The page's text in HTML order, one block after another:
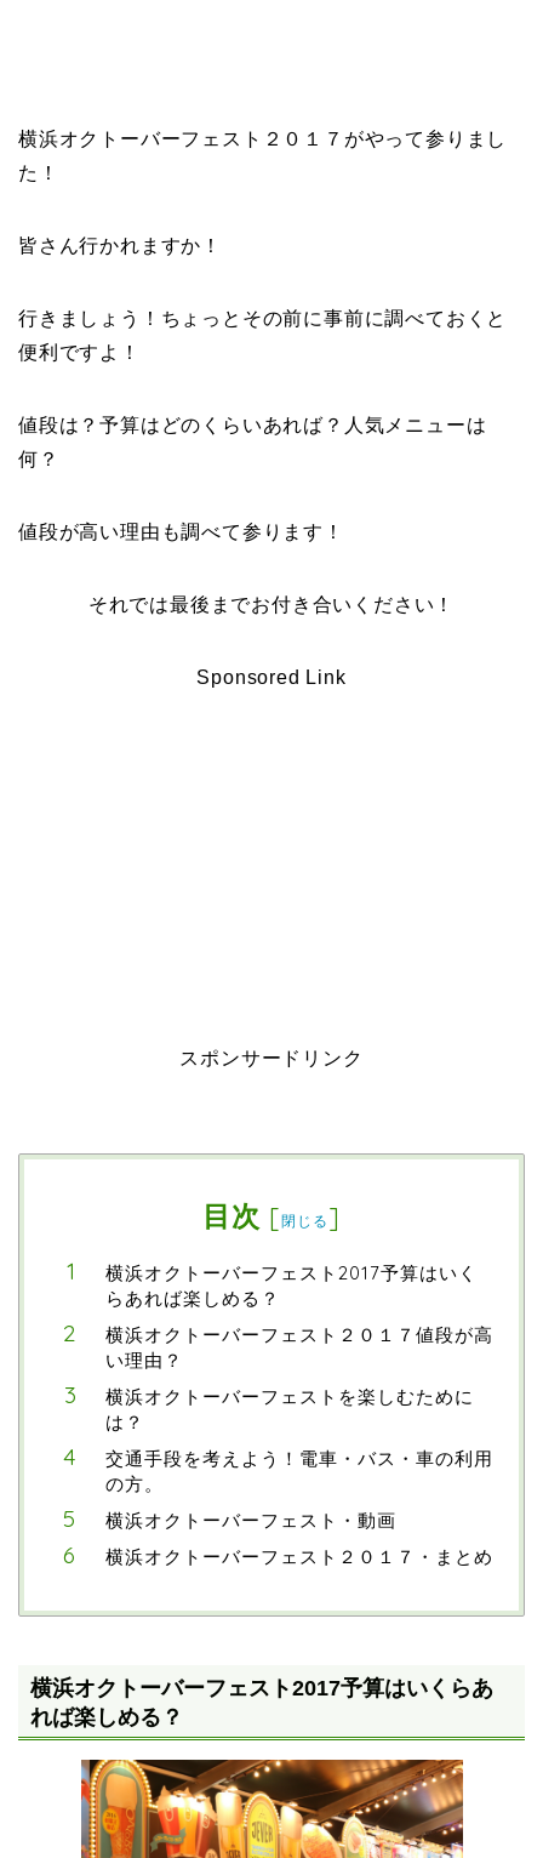
横浜オクトーバーフェスト２０１７がやって参りまし
た！
皆さん行かれますか！
行きましょう！ちょっとその前に事前に調べておくと
便利ですよ！
値段は？予算はどのくらいあれば？人気メニューは
何？
値段が高い理由も調べて参ります！
それでは最後までお付き合いください！
Sponsored Link
スポンサードリンク
目次 [閉じる ]
横浜オクトーバーフェスト2017予算はいく
らあれば楽しめる？
横浜オクトーバーフェスト２０１７値段が高
い理由？
横浜オクトーバーフェストを楽しむために
は？
交通手段を考えよう！電車・バス・車の利用
の方。
横浜オクトーバーフェスト・動画
横浜オクトーバーフェスト２０１７・まとめ
横浜オクトーバーフェスト2017予算はいくらあ
れば楽しめる？